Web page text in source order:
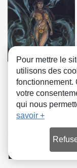
Tome 1
Alec Deeran
Pour mettre le
utilisons des
fonctionnement.
votre
qui nous
savoir +